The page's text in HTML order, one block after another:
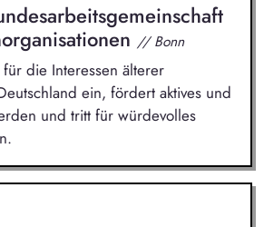
// Bonn
für die Interessen älterer
ein, fördert aktives und
und tritt für würdevolles